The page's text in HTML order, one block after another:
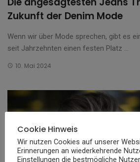
Zukunft der Denim Mode
Wenn wir über Mode sprechen, gibt es
seit Jahrzehnten einen festen Platz ...
10. Mai 2024
Cookie Hinweis
Wir nutzen Cookies auf unserer
Erinnerungen an wiederkehrende
Einstellungen die bestmögliche